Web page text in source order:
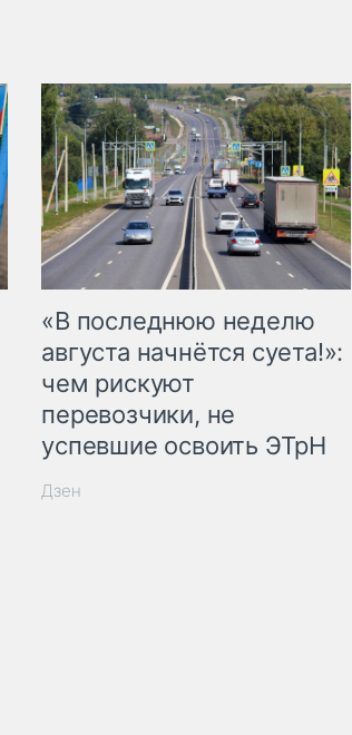
«В последнюю неделю
августа начнётся суета!»:
чем рискуют
перевозчики, не
успевшие освоить ЭТрН
Дзен